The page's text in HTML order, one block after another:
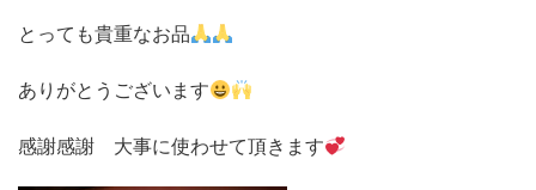
とっても貴重なお品
ありがとうございます
感謝感謝 大事に使わせて頂きます